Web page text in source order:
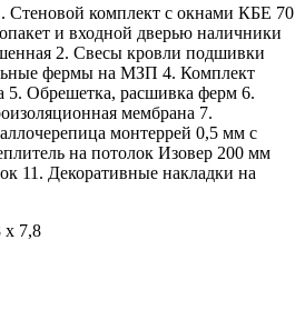
Стеновой комплект с окнами КБЕ 70
и входной дверью наличники
2. Свесы кровли подшивки
фермы на МЗП 4. Комплект
5. Обрешетка, расшивка ферм 6.
мембрана 7.
монтеррей 0,5 мм с
на потолок Изовер 200 мм
11. Декоративные накладки на
x 7,8